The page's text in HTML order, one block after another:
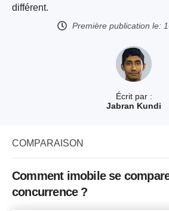
Écrit par :
Jabran Kundi
différent.
Première publication le:
COMPARAISON
Comment imobile se
concurrence ?